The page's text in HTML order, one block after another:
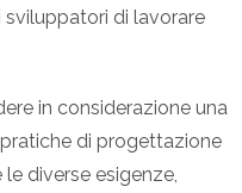
di lavorare
in considerazione una
di progettazione
diverse esigenze,